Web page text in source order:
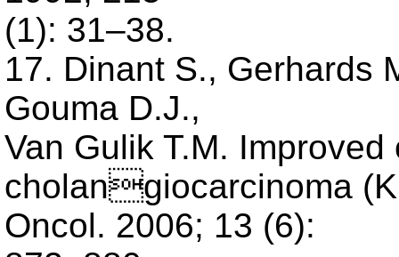
(1): 31–38.
17. Dinant S., Gerhards
Gouma D.J.,
Van Gulik T.M.
cholangiocarcinoma
Oncol. 2006; 13 (6):